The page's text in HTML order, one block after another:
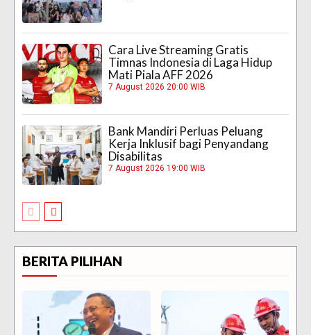
Cara Live Streaming Gratis
Timnas Indonesia di Laga Hidup
Mati Piala AFF 2026
7 August 2026 20:00 WIB
Bank Mandiri Perluas Peluang
Kerja Inklusif bagi Penyandang
Disabilitas
7 August 2026 19:00 WIB
BERITA PILIHAN